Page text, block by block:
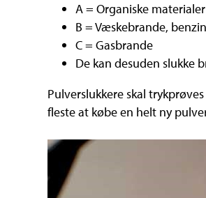
A = Organiske
B = Væskebrande,
C = Gasbrande
De kan desuden slukke
Pulverslukkere skal
fleste at købe en helt ny